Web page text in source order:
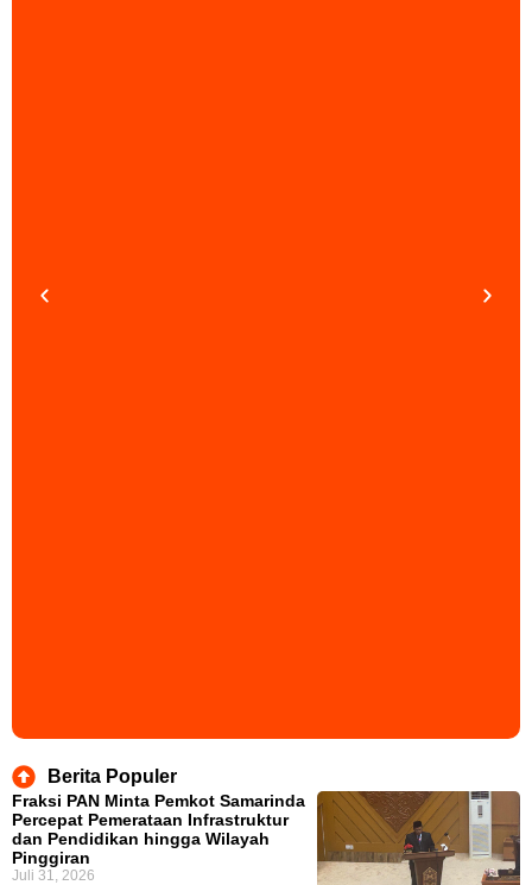
Berita Populer
Fraksi PAN Minta Pemkot Samarinda
Percepat Pemerataan Infrastruktur
dan Pendidikan hingga Wilayah
Pinggiran
Juli 31, 2026